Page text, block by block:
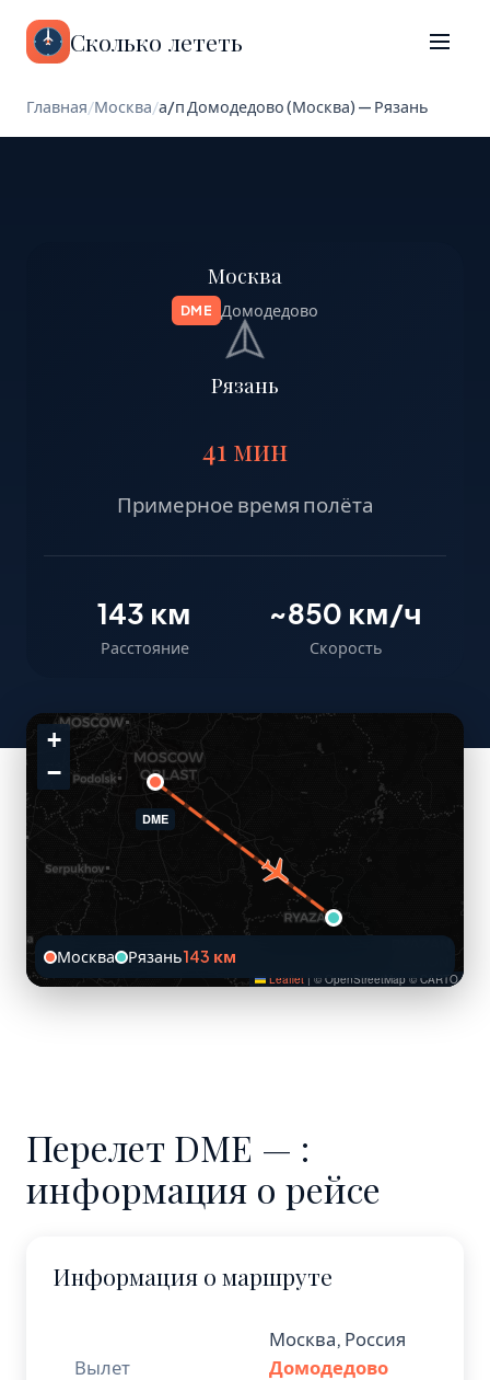
Сколько лететь
Главная/Москва/а/п Домодедово (Москва) — Рязань
Москва
DME Домодедово
Рязань
41 мин
Примерное время полёта
143 км
Расстояние
~850 км/ч
Скорость
DME
+
−
Leaflet | © OpenStreetMap © CARTO
Москва Рязань143 км
Перелет DME — :
информация о рейсе
Информация о маршруте
Вылет
Москва, Россия
Домодедово